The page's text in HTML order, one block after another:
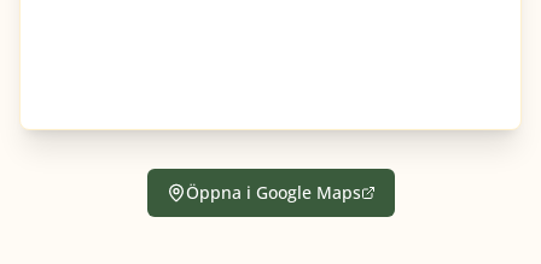
Öppna i Google Maps